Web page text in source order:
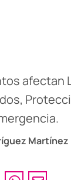
afectan
Martínez